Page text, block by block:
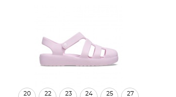
20
22
23
24
25
27